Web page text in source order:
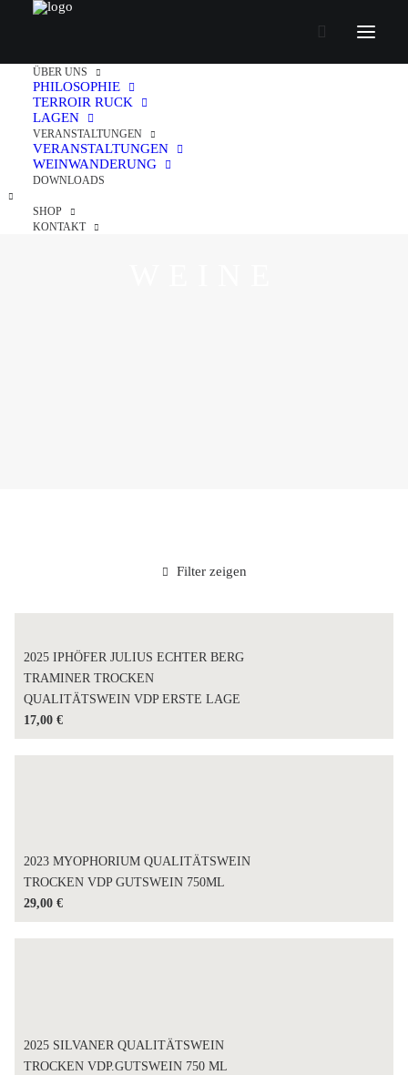
ÜBER UNS
PHILOSOPHIE
TERROIR RUCK
LAGEN
VERANSTALTUNGEN
VERANSTALTUNGEN
WEINWANDERUNG
DOWNLOADS
SHOP
KONTAKT
Filter zeigen
2025 IPHÖFER JULIUS ECHTER BERG
TRAMINER TROCKEN
QUALITÄTSWEIN VDP ERSTE LAGE
17,00€
2023 MYOPHORIUM QUALITÄTSWEIN
TROCKEN VDP GUTSWEIN 750ML
29,00€
2025 SILVANER QUALITÄTSWEIN
TROCKEN VDP.GUTSWEIN 750 ML